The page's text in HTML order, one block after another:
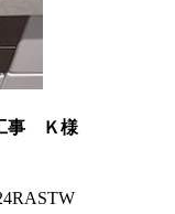
事 Ｋ様